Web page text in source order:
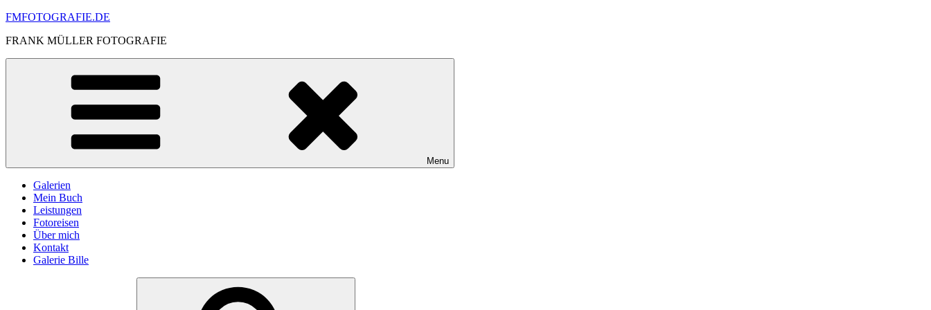
Skip
content
FMFOTOGRAFIE.DE
FRANK MÜLLER FOTOGRAFIE
Menu
Galerien
Mein Buch
Leistungen
Fotoreisen
Über mich
Kontakt
Galerie Bille